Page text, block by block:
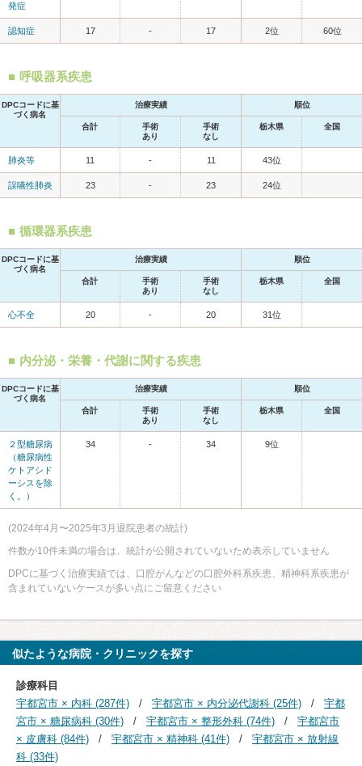
発症
認知症 17 - 17 2位 60位
呼吸器系疾患
DPCコードに基
づく病名
治療実績 順位
合計
手術
あり
手術
なし
栃木県 全国
肺炎等 11 - 11 43位
誤嚥性肺炎 23 - 23 24位
循環器系疾患
DPCコードに基
づく病名
治療実績 順位
合計
手術
あり
手術
なし
栃木県 全国
心不全 20 - 20 31位
内分泌・栄養・代謝に関する疾患
DPCコードに基
づく病名
治療実績 順位
合計
手術
あり
手術
なし
栃木県 全国
２型糖尿病
（糖尿病性
ケトアシド
ーシスを除
く。）
34 - 34 9位
(2024年4月〜2025年3月退院患者の統計)
件数が10件未満の場合は、統計が公開されていないため表示していません
DPCに基づく治療実績では、口腔がんなどの口腔外科系疾患、精神科系疾患が
含まれていないケースが多い点にご留意ください
似たような病院・クリニックを探す
診療科目
宇都宮市 × 内科 (287件)
宇都宮市 × 内分泌代謝科 (25件)
宇都
宮市 × 糖尿病科 (30件)
宇都宮市 × 整形外科 (74件)
宇都宮市
× 皮膚科 (84件)
宇都宮市 × 精神科 (41件)
宇都宮市 × 放射線
科 (33件)